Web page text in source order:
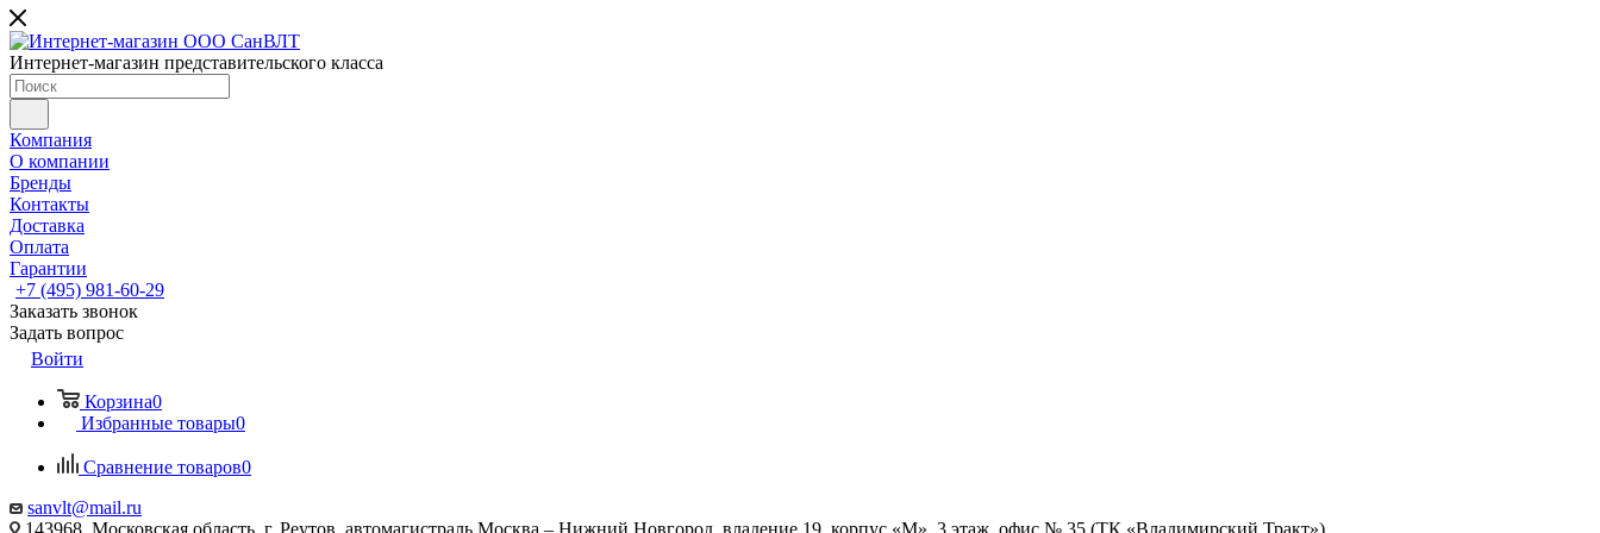
Интернет-магазин представительского класса
Компания
О компании
Бренды
Контакты
Доставка
Оплата
Гарантии
+7 (495) 981-60-29
Заказать звонок
Задать вопрос
Войти
Корзина0
Избранные товары0
Сравнение товаров0
sanvlt@mail.ru
143968, Московская область, г. Реутов, автомагистраль Москва – Нижний Новгород, владение 19, корпус «М», 3 этаж, офис № 35 (ТК «Владимирский Тракт»)